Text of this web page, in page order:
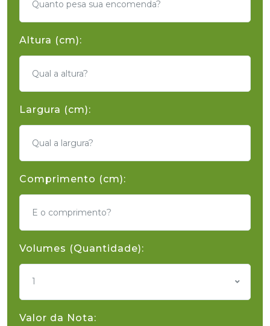
Altura (cm):
Largura (cm):
Comprimento (cm):
Volumes (Quantidade):
1
Valor da Nota: